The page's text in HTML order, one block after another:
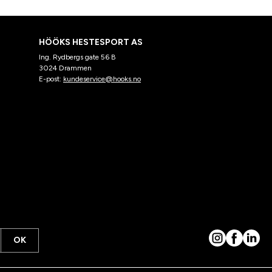
HÖÖKS HESTESPORT AS
Ing. Rydbergs gate 56 B
3024 Drammen
E-post: kundeservice@hooks.no
OK